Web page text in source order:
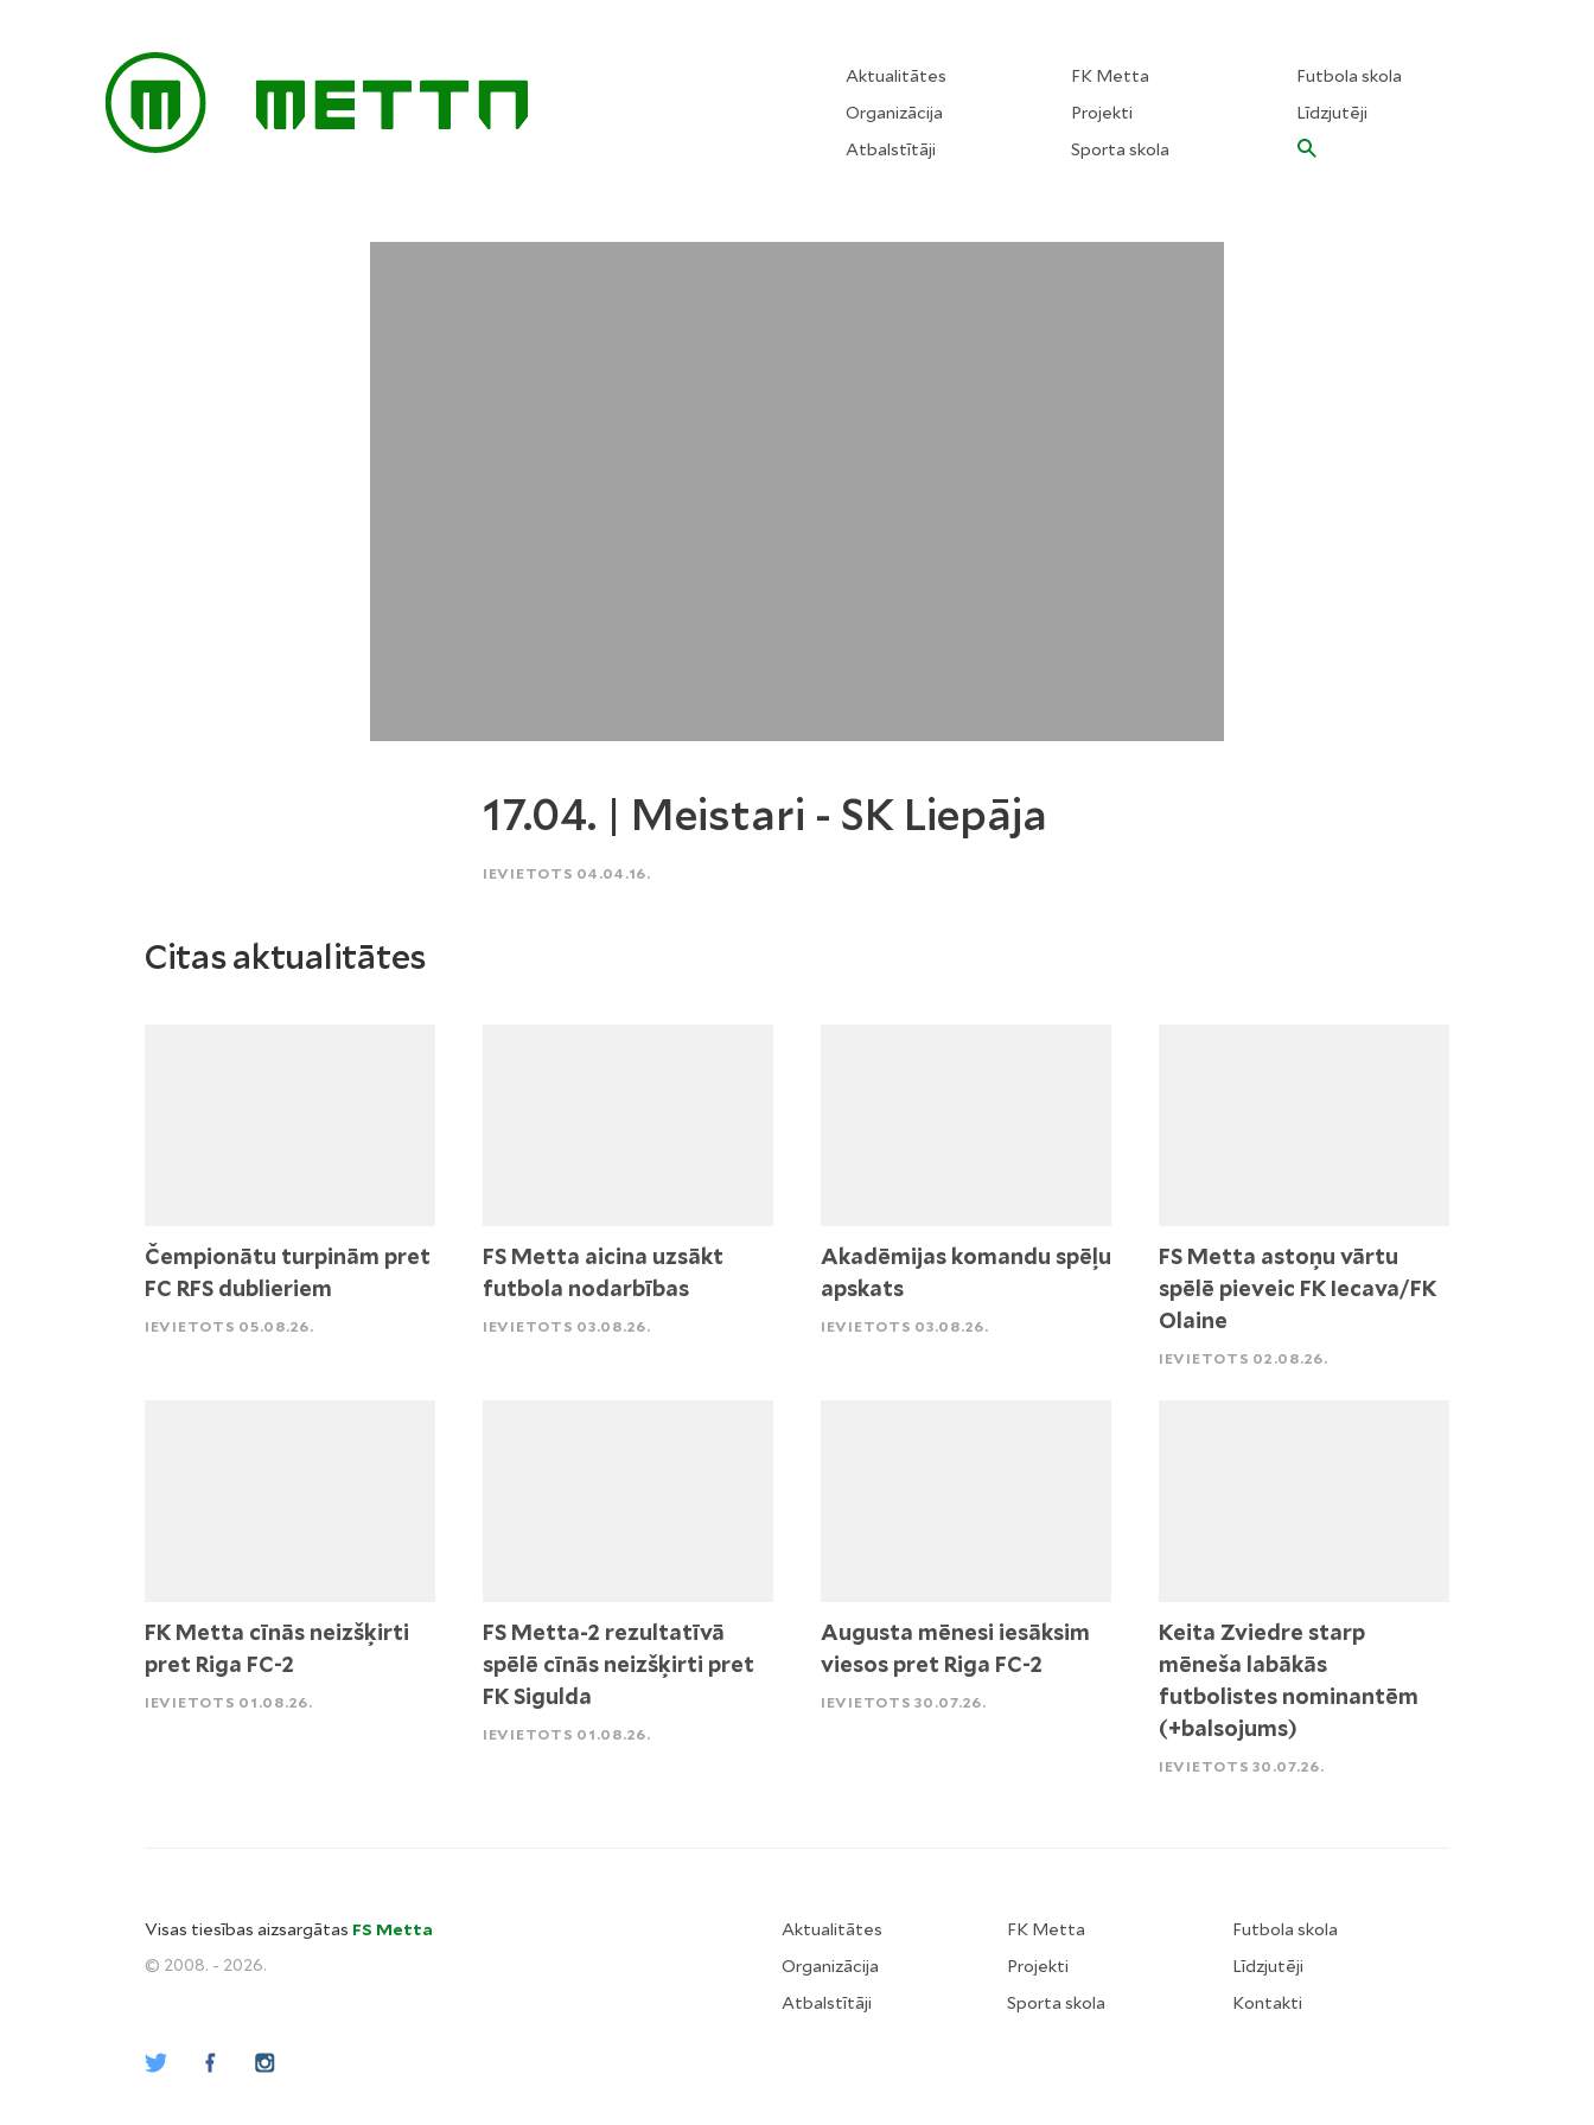
Aktualitātes
Organizācija
Atbalstītāji
FK Metta
Projekti
Sporta skola
Futbola skola
Līdzjutēji
17.04. | Meistari - SK Liepāja
IEVIETOTS 04.04.16.
Citas aktualitātes
Čempionātu turpinām pret
FC RFS dublieriem
IEVIETOTS 05.08.26.
FS Metta aicina uzsākt
futbola nodarbības
IEVIETOTS 03.08.26.
Akadēmijas komandu spēļu
apskats
IEVIETOTS 03.08.26.
FS Metta astoņu vārtu
spēlē pieveic FK Iecava/FK
Olaine
IEVIETOTS 02.08.26.
FK Metta cīnās neizšķirti
pret Riga FC-2
IEVIETOTS 01.08.26.
FS Metta-2 rezultatīvā
spēlē cīnās neizšķirti pret
FK Sigulda
IEVIETOTS 01.08.26.
Augusta mēnesi iesāksim
viesos pret Riga FC-2
IEVIETOTS 30.07.26.
Keita Zviedre starp
mēneša labākās
futbolistes nominantēm
(+balsojums)
IEVIETOTS 30.07.26.
Visas tiesības aizsargātas FS Metta
© 2008. - 2026.
Aktualitātes
Organizācija
Atbalstītāji
FK Metta
Projekti
Sporta skola
Futbola skola
Līdzjutēji
Kontakti